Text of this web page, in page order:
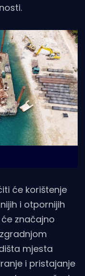
će korištenje
i otpornijih
značajno
mjesta
i pristajanje